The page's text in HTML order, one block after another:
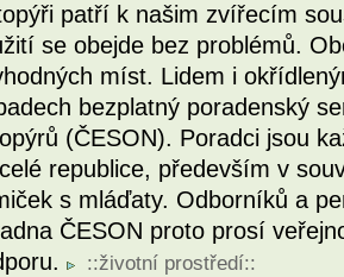
patří k našim zvířecím
se obejde bez problémů.
míst. Lidem i
bezplatný poradenský
(ČESON). Poradci jsou
republice, především v
s mláďaty. Odborníků a
ČESON proto prosí
::životní prostředí::